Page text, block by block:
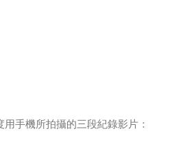
手機所拍攝的三段紀錄影片：